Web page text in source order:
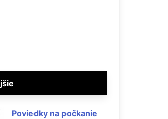
Poviedky na počkanie